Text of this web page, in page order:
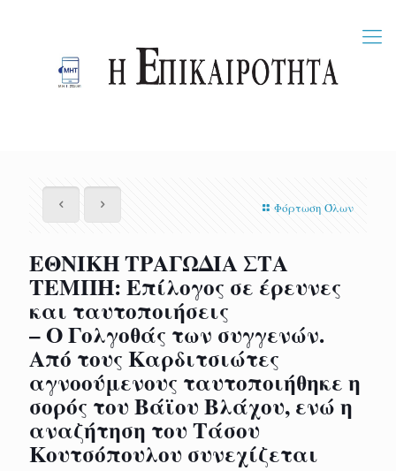
Φόρτωση Όλων
ΕΘΝΙΚΗ ΤΡΑΓΩΔΙΑ ΣΤΑ
ΤΕΜΠΗ: Επίλογος σε έρευνες
και ταυτοποιήσεις
– Ο Γολγοθάς των συγγενών.
Από τους Καρδιτσιώτες
αγνοούμενους ταυτοποιήθηκε η
σορός του Βάϊου Βλάχου, ενώ η
αναζήτηση του Τάσου
Κουτσόπουλου συνεχίζεται